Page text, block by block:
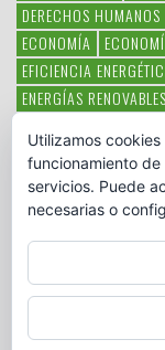
DERECHOS HUMANOS
ECONOMÍA
EFICIENCIA
ENERGÍAS RENOVABLES
HAMBRE
OBJETIVOS DEL
PUEBLOS INDÍGENAS
SOLIDARIDAD
Utilizamos
funcionamiento
servicios. Puede
necesarias o